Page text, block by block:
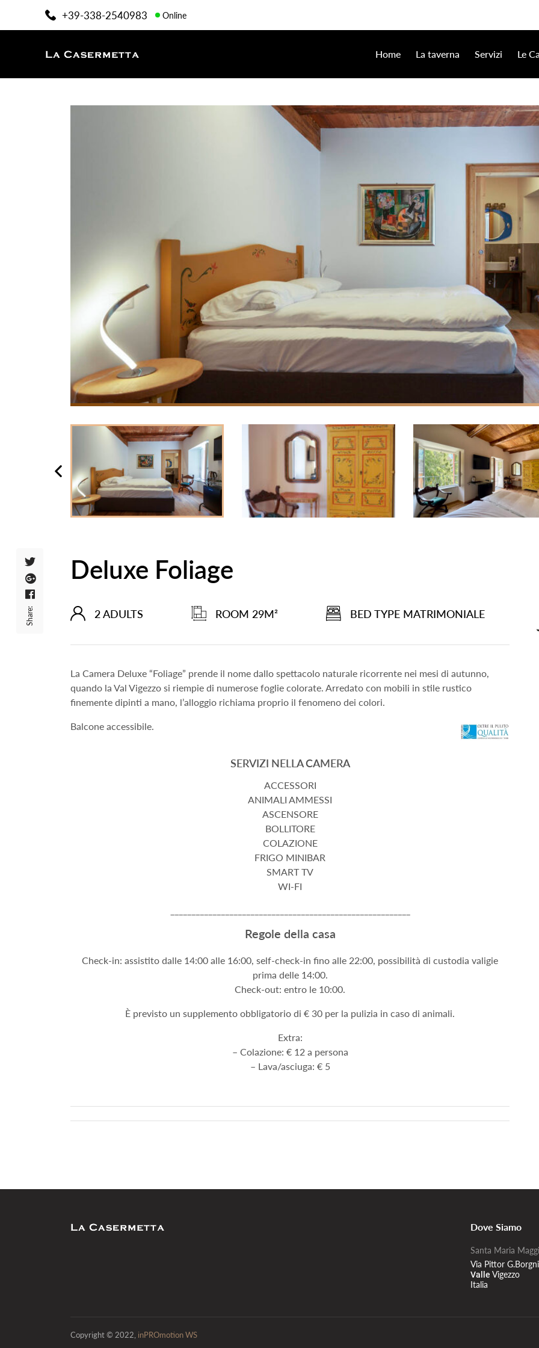
+39-338-2540983 Online
Home La taverna Servizi Le
Share:
Deluxe Foliage
2 ADULTS ROOM 29M² BED TYPE MATRIMONIALE
La Camera Deluxe “Foliage” prende il nome dallo spettacolo naturale ricorrente nei mesi di autunno,
quando la Val Vigezzo si riempie di numerose foglie colorate. Arredato con mobili in stile rustico
finemente dipinti a mano, l’alloggio richiama proprio il fenomeno dei colori.
Balcone accessibile.
SERVIZI NELLA CAMERA
ACCESSORI
ANIMALI AMMESSI
ASCENSORE
BOLLITORE
COLAZIONE
FRIGO MINIBAR
SMART TV
WI-FI
Regole della casa
Check-in: assistito dalle 14:00 alle 16:00, self-check-in fino alle 22:00, possibilità di custodia valigie
prima delle 14:00.
Check-out: entro le 10:00.
È previsto un supplemento obbligatorio di € 30 per la pulizia in caso di animali.
Extra:
– Colazione: € 12 a persona
– Lava/asciuga: € 5
Dove Siamo
Santa Maria
Via Pittor
Valle Vigezzo
Italia
Copyright © 2022, inPROmotion WS